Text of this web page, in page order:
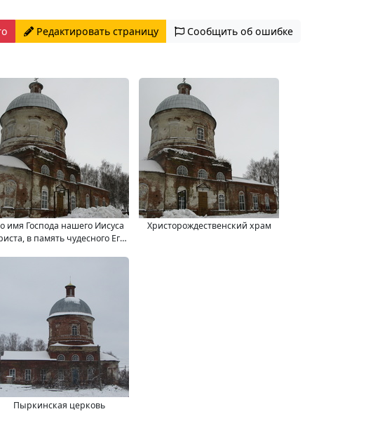
Редактировать страницу Сообщить об ошибке
имя Господа нашего Иисуса
в память чудесного Его
Христорождественский храм
Пыркинская церковь